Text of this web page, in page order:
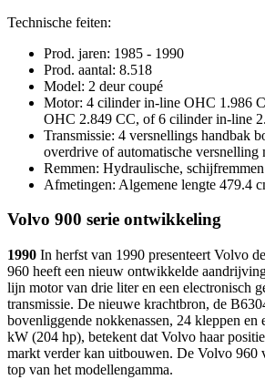
Technische feiten:
Prod. jaren: 1985 - 1990
Prod. aantal: 8.518
Model: 2 deur coupé
Motor: 4 cilinder in-line OHC 1.986
OHC 2.849 CC, of 6 cilinder in-line
Transmissie: 4 versnellings handbak
overdrive of automatische versnelling
Remmen: Hydraulische,
Afmetingen: Algemene lengte 479.4
Volvo 900 serie ontwikkeling
1990 In herfst van 1990 presenteert Volvo
960 heeft een nieuw ontwikkelde
lijn motor van drie liter en een electronisch
transmissie. De nieuwe krachtbron, de
bovenliggende nokkenassen, 24 kleppen en
kW (204 hp), betekent dat Volvo haar
markt verder kan uitbouwen. De Volvo 960
top van het modellengamma.